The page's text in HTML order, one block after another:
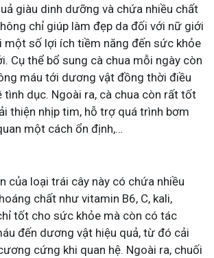
giàu dinh dưỡng và chứa nhiều chất
chỉ giúp làm đẹp da đối với nữ giới
một số lợi ích tiềm năng đến sức khỏe
Cụ thể bổ sung cà chua mỗi ngày còn
máu tới dương vật đồng thời điều
tình dục. Ngoài ra, cà chua còn rất tốt
thiện nhịp tim, hỗ trợ quá trình bơm
một cách ổn định,…
của loại trái cây này có chứa nhiều
chất như vitamin B6, C, kali,
tốt cho sức khỏe mà còn có tác
đến dương vật hiệu quả, từ đó cải
cứng khi quan hệ. Ngoài ra, chuối